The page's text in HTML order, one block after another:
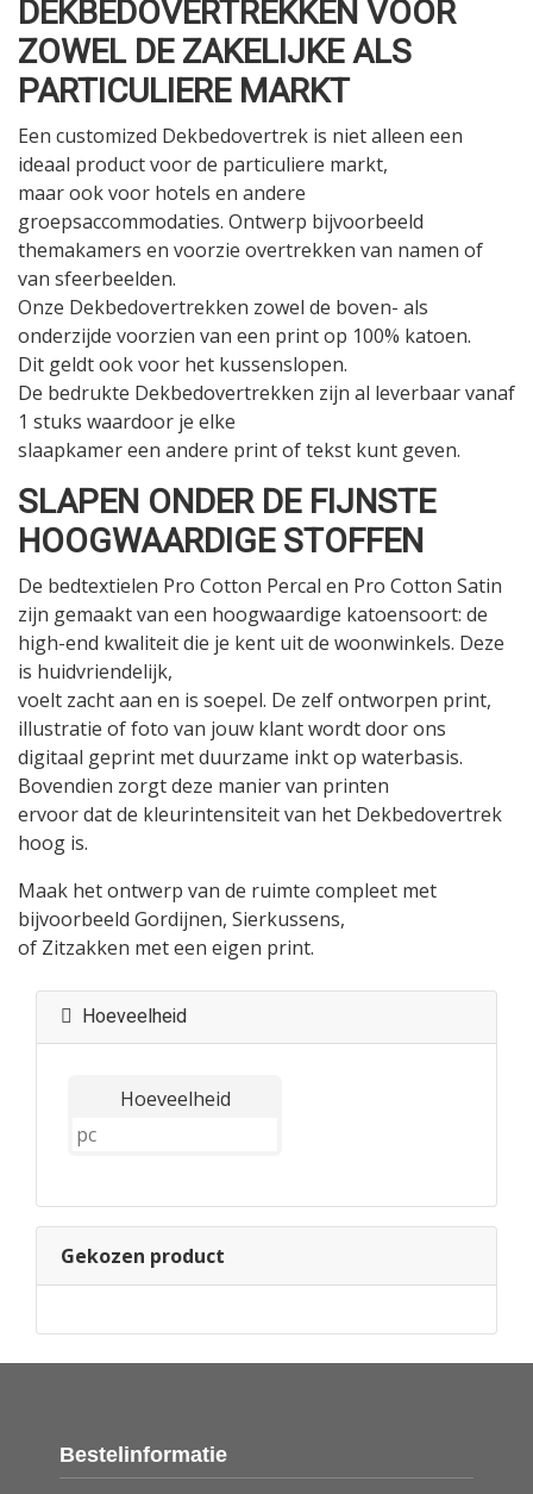
DEKBEDOVERTREKKEN VOOR
ZOWEL DE ZAKELIJKE ALS
PARTICULIERE MARKT
Een customized Dekbedovertrek is niet alleen een
ideaal product voor de particuliere markt,
maar ook voor hotels en andere
groepsaccommodaties. Ontwerp bijvoorbeeld
themakamers en voorzie overtrekken van namen of
van sfeerbeelden.
Onze Dekbedovertrekken zowel de boven- als
onderzijde voorzien van een print op 100% katoen.
Dit geldt ook voor het kussenslopen.
De bedrukte Dekbedovertrekken zijn al leverbaar vanaf
1 stuks waardoor je elke
slaapkamer een andere print of tekst kunt geven.
SLAPEN ONDER DE FIJNSTE
HOOGWAARDIGE STOFFEN
De bedtextielen Pro Cotton Percal en Pro Cotton Satin
zijn gemaakt van een hoogwaardige katoensoort: de
high-end kwaliteit die je kent uit de woonwinkels. Deze
is huidvriendelijk,
voelt zacht aan en is soepel. De zelf ontworpen print,
illustratie of foto van jouw klant wordt door ons
digitaal geprint met duurzame inkt op waterbasis.
Bovendien zorgt deze manier van printen
ervoor dat de kleurintensiteit van het Dekbedovertrek
hoog is.
Maak het ontwerp van de ruimte compleet met
bijvoorbeeld Gordijnen, Sierkussens,
of Zitzakken met een eigen print.
Hoeveelheid
Hoeveelheid
Gekozen product
Bestelinformatie